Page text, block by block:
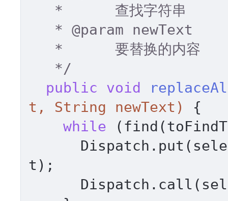
   *
@param newText
   */
public
void
t, String newText)
{
while
t);